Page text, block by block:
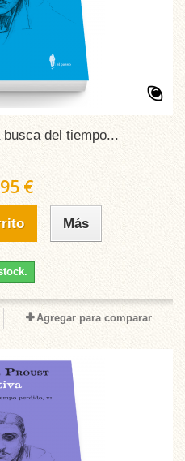
del tiempo...
€
Más
Agregar para comparar